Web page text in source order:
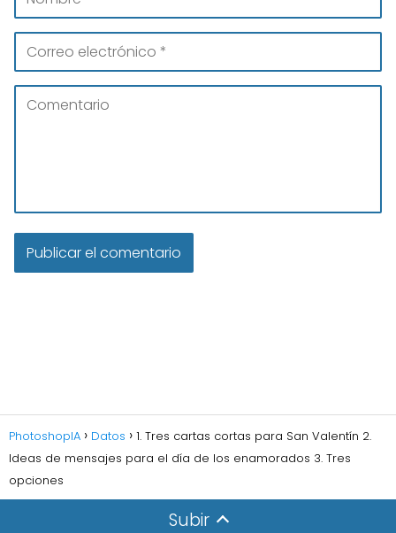
PhotoshopIA Datos
1. Tres cartas cortas para San Valentín 2.
Ideas de mensajes para el día de los enamorados 3. Tres
opciones
Subir